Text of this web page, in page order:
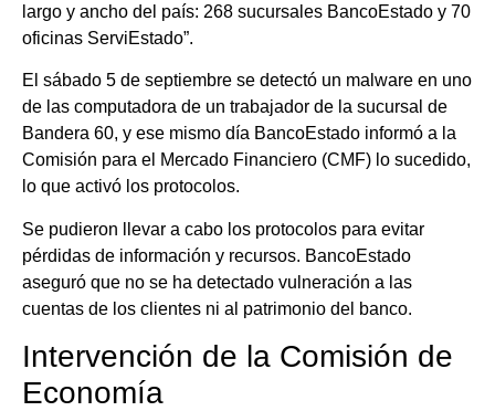
largo y ancho del país: 268 sucursales BancoEstado y 70
oficinas ServiEstado”.
El sábado 5 de septiembre se detectó un malware en uno
de las computadora de un trabajador de la sucursal de
Bandera 60, y ese mismo día BancoEstado informó a la
Comisión para el Mercado Financiero (CMF) lo sucedido,
lo que activó los protocolos.
Se pudieron llevar a cabo los protocolos para evitar
pérdidas de información y recursos. BancoEstado
aseguró que no se ha detectado vulneración a las
cuentas de los clientes ni al patrimonio del banco.
Intervención de la Comisión de
Economía